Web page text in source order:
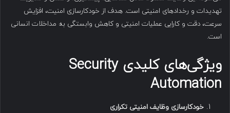
تهدیدات و رخدادهای امنیتی است. هدف از خودکارسازی امنیت، افزایش
سرعت، دقت و کارایی عملیات امنیتی و کاهش وابستگی به مداخلات انسانی
است.
ویژگی‌های کلیدی Security
Automation
خودکارسازی وظایف امنیتی تکراری